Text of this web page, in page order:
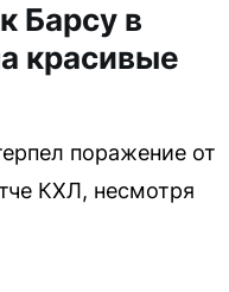
Барсу в
красивые
поражение от
КХЛ, несмотря